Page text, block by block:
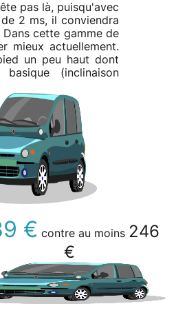
pas là, puisqu'avec
2 ms, il conviendra
cette gamme de
mieux actuellement.
un peu haut dont
(inclinaison
€ contre au moins 246
€